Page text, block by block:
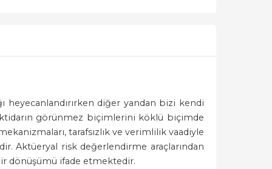
heyecanlandırırken diğer yandan bizi kendi
görünmez biçimlerini köklü biçimde
tarafsızlık ve verimlilik vaadiyle
Aktüeryal risk değerlendirme araçlarından
dönüşümü ifade etmektedir.